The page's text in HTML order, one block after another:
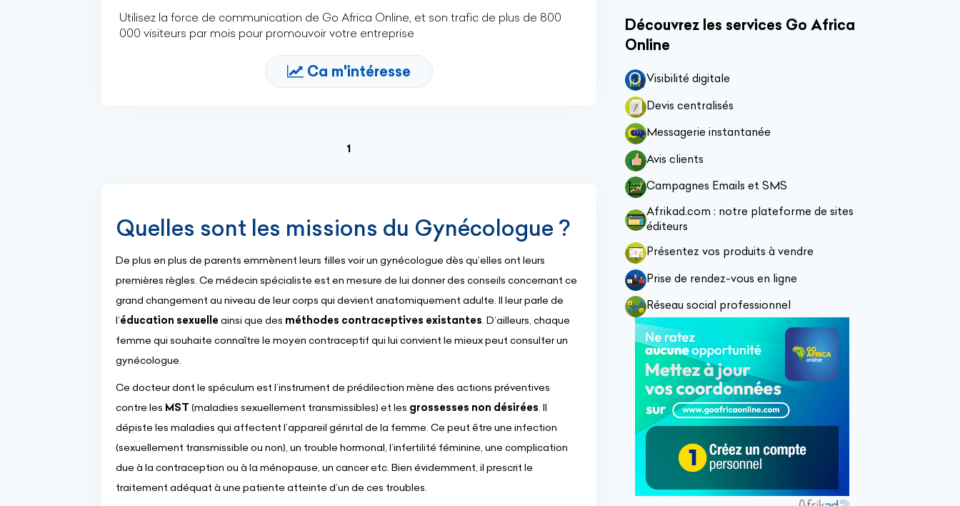
Utilisez la force de communication de Go Africa Online, et son trafic de plus de 800
000 visiteurs par mois pour promouvoir votre entreprise
Ca m'intéresse
1(current)
Quelles sont les missions du Gynécologue ?
De plus en plus de parents emmènent leurs filles voir un gynécologue dès qu’elles ont leurs
premières règles. Ce médecin spécialiste est en mesure de lui donner des conseils concernant ce
grand changement au niveau de leur corps qui devient anatomiquement adulte. Il leur parle de
l’éducation sexuelle ainsi que des méthodes contraceptives existantes. D’ailleurs, chaque
femme qui souhaite connaître le moyen contraceptif qui lui convient le mieux peut consulter un
gynécologue.
Ce docteur dont le spéculum est l’instrument de prédilection mène des actions préventives
contre les MST (maladies sexuellement transmissibles) et les grossesses non désirées. Il
dépiste les maladies qui affectent l’appareil génital de la femme. Ce peut être une infection
(sexuellement transmissible ou non), un trouble hormonal, l’infertilité féminine, une complication
due à la contraception ou à la ménopause, un cancer etc. Bien évidemment, il prescrit le
traitement adéquat à une patiente atteinte d’un de ces troubles.
Découvrez les services Go Africa
Online
Visibilité digitale
Devis centralisés
Messagerie instantanée
Avis clients
Campagnes Emails et SMS
Afrikad.com : notre plateforme de sites
éditeurs
Présentez vos produits à vendre
Prise de rendez-vous en ligne
Réseau social professionnel